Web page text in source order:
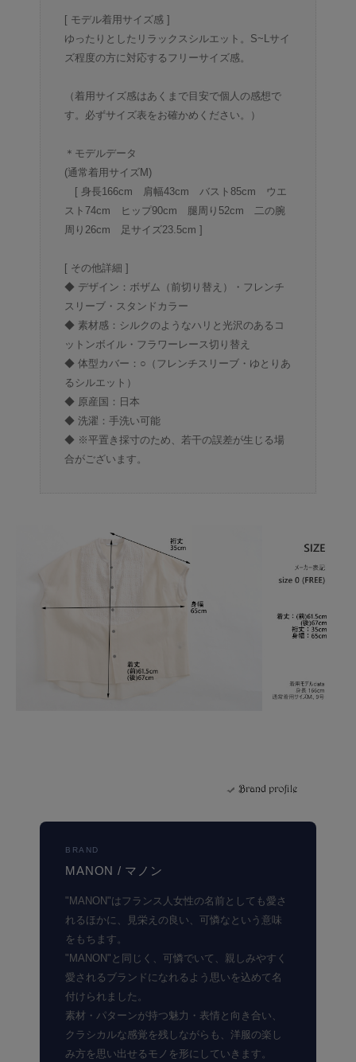
[ モデル着用サイズ感 ]
ゆったりとしたリラックスシルエット。S~Lサイ
ズ程度の方に対応するフリーサイズ感。
（着用サイズ感はあくまで目安で個人の感想で
す。必ずサイズ表をお確かめください。）
＊モデルデータ
(通常着用サイズM)
[ 身長166cm 肩幅43cm バスト85cm ウエ
スト74cm ヒップ90cm 腿周り52cm 二の腕
周り26cm 足サイズ23.5cm ]
[ その他詳細 ]
◆ デザイン：ボザム（前切り替え）・フレンチ
スリーブ・スタンドカラー
◆ 素材感：シルクのようなハリと光沢のあるコ
ットンボイル・フラワーレース切り替え
◆ 体型カバー：○（フレンチスリーブ・ゆとりあ
るシルエット）
◆ 原産国：日本
◆ 洗濯：手洗い可能
◆ ※平置き採寸のため、若干の誤差が生じる場
合がございます。
BRAND
MANON / マノン
"MANON"はフランス人女性の名前としても愛さ
れるほかに、見栄えの良い、可憐なという意味
をもちます。
"MANON"と同じく、可憐でいて、親しみやすく
愛されるブランドになれるよう思いを込めて名
付けられました。
素材・パターンが持つ魅力・表情と向き合い、
クラシカルな感覚を残しながらも、洋服の楽し
み方を思い出せるモノを形にしていきます。